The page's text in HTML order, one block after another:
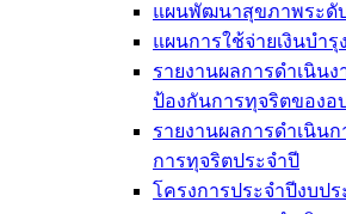
แผนพัฒนาสุขภาพระดั
แผนการใช้จ่ายเงินบำรุ
รายงานผลการดำเนิน
ป้องกันการทุจริตของอ
รายงานผลการดำเนิน
การทุจริตประจำปี
โครงการประจำปีงบป